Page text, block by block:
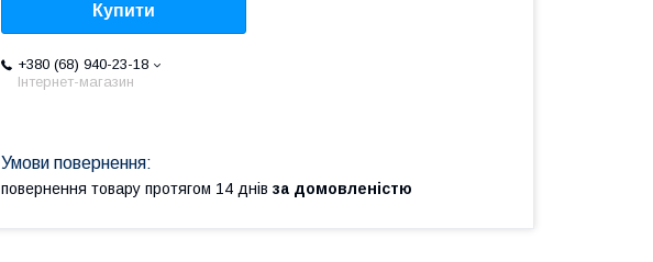
Купити
+380 (68) 940-23-18
Інтернет-магазин
повернення товару протягом 14 днів за домовленістю